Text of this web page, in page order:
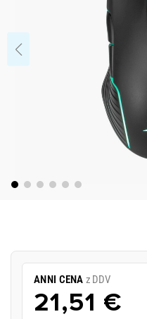
ANNI CENA z DDV
21,51 €